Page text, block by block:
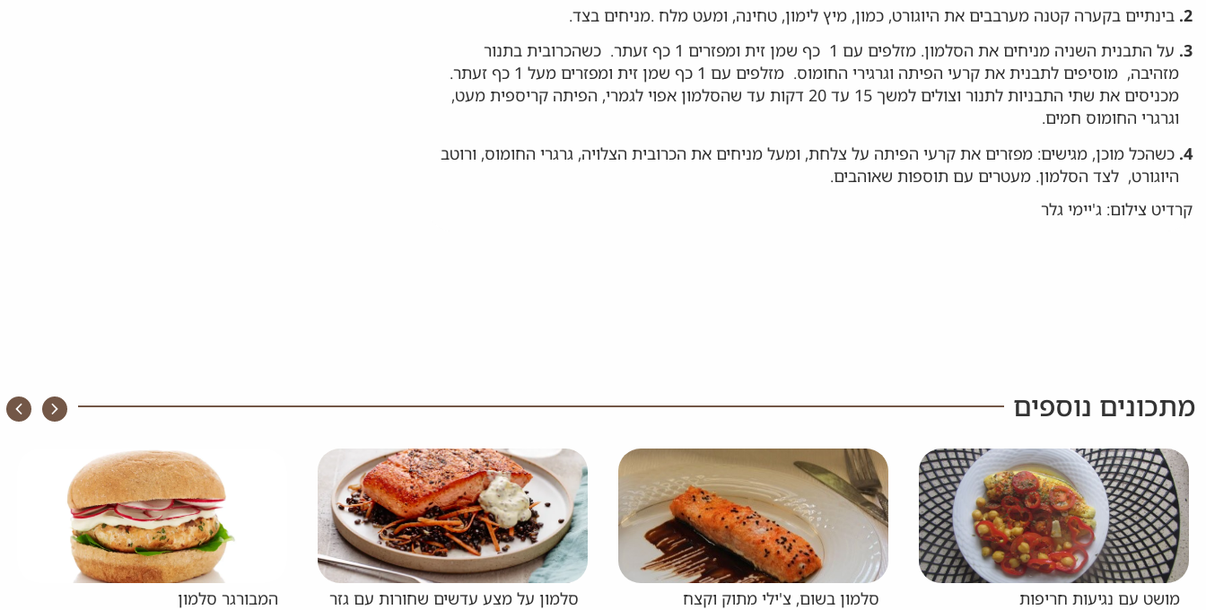
2. בינתיים בקערה קטנה מערבבים את היוגורט, כמון, מיץ לימון, טחינה, ומעט מלח .מניחים בצד.
3.
על התבנית השניה מניחים את הסלמון. מזלפים עם 1 כף שמן זית ומפזרים 1 כף זעתר. כשהכרובית בתנור
מזהיבה, מוסיפים לתבנית את קרעי הפיתה וגרגירי החומוס. מזלפים עם 1 כף שמן זית ומפזרים מעל 1 כף זעתר.
מכניסים את שתי התבניות לתנור וצולים למשך 15 עד 20 דקות עד שהסלמון אפוי לגמרי, הפיתה קריספית מעט,
וגרגרי החומוס חמים.
4. כשהכל מוכן, מגישים: מפזרים את קרעי הפיתה על צלחת, ומעל מניחים את הכרובית הצלויה, גרגרי החומוס, ורוטב
היוגורט, לצד הסלמון. מעטרים עם תוספות שאוהבים.
קרדיט צילום: ג'יימי גלר
מתכונים נוספים
מושט עם נגיעות חריפות סלמון בשום, צ'ילי מתוק וקצח
סלמון על מצע עדשים שחורות עם גזר
המבורגר סלמון